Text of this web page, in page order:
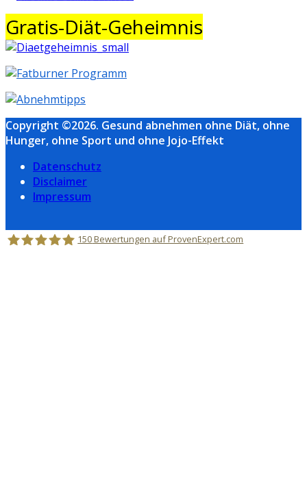
Gratis-Diät-Geheimnis
Copyright ©2026. Gesund abnehmen ohne Diät, ohne
Hunger, ohne Sport und ohne Jojo-Effekt
Datenschutz
Disclaimer
Impressum
150Bewertungen auf ProvenExpert.com